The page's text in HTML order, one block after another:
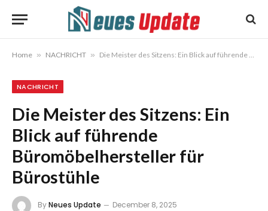
Home » NACHRICHT » Die Meister des Sitzens: Ein Blick auf führende Büromöbelhersteller für Bürostühle
NACHRICHT
Die Meister des Sitzens: Ein
Blick auf führende
Büromöbelhersteller für
Bürostühle
ByNeues Update
December 8, 2025